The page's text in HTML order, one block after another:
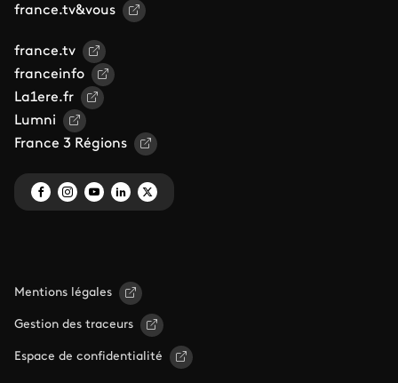
france.tv&vous
france.tv
franceinfo
La1ere.fr
Lumni
France 3 Régions
Mentions légales
Gestion des traceurs
Espace de confidentialité